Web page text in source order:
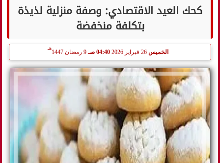
كحك العيد الاقتصادي: وصفة منزلية لذيذة
بتكلفة منخفضة
الخميس 04:40 صـ 9 رمضان 1447
هـ